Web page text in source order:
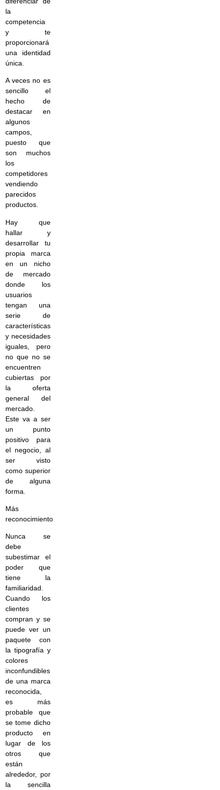
la
competencia
y te
proporcionará
una identidad
única.
A veces no es
sencillo el
hecho de
destacar en
algunos
campos,
puesto que
son muchos
los
competidores
vendiendo
parecidos
productos.
Hay que
hallar y
desarrollar tu
propia marca
en un nicho
de mercado
donde los
usuarios
tengan una
serie de
características
y necesidades
iguales, pero
no que no se
encuentren
cubiertas por
la oferta
general del
mercado.
Este va a ser
un punto
positivo para
el negocio, al
ser visto
como superior
de alguna
forma.
Más
reconocimiento
Nunca se
debe
subestimar el
poder que
tiene la
familiaridad.
Cuando los
clientes
compran y se
puede ver un
paquete con
la tipografía y
colores
inconfundibles
de una marca
reconocida,
es más
probable que
se tome dicho
producto en
lugar de los
otros que
están
alrededor, por
la sencilla